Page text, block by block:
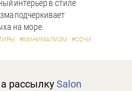
интерьер в стиле
подчеркивает
на море.
#МИНИМАЛИЗМ #СОЧИ
рассылку Salon